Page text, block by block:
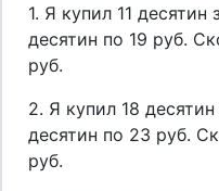
1. Я купил 11
десятин по 19 руб.
руб.
2. Я купил 18
десятин по 23 руб.
руб.